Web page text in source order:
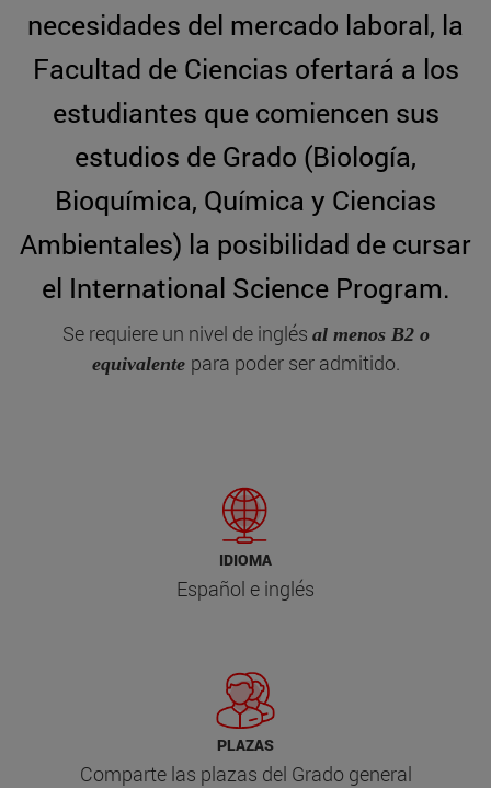
necesidades del mercado laboral, la
Facultad de Ciencias ofertará a los
estudiantes que comiencen sus
estudios de Grado (Biología,
Bioquímica, Química y Ciencias
Ambientales) la posibilidad de cursar
el International Science Program.
Se requiere un nivel de inglés al menos B2 o
equivalente para poder ser admitido.
IDIOMA
Español e inglés
PLAZAS
Comparte las plazas del Grado general